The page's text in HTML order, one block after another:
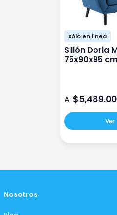
Sólo en línea
Sillón Doria
75x90x85
A: $5,489.00
Ver
Nosotros